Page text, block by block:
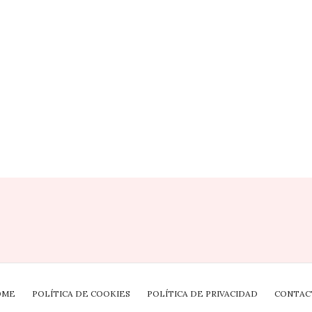
POLÍTICA DE COOKIES POLÍTICA DE PRIVACIDAD